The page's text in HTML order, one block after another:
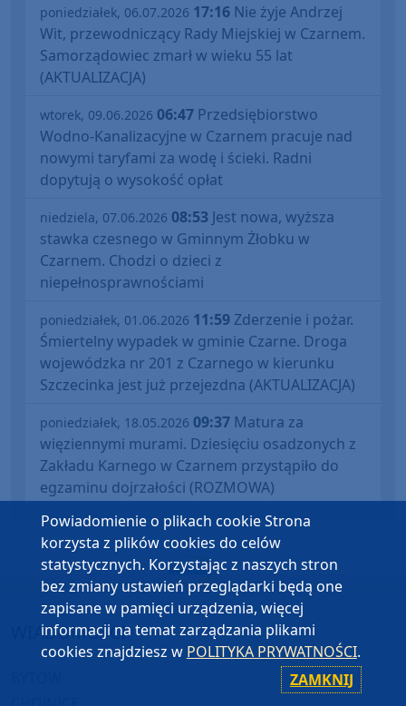
poniedziałek, 06.07.2026 17:16 Nie żyje Andrzej
Wit, przewodniczący Rady Miejskiej w Czarnem.
Samorządowiec zmarł w wieku 55 lat
(AKTUALIZACJA)
wtorek, 09.06.2026 06:47 Przedsiębiorstwo
Wodno-Kanalizacyjne w Czarnem pracuje nad
nowymi taryfami za wodę i ścieki. Radni
dopytują o wysokość opłat
niedziela, 07.06.2026 08:53 Jest nowa, wyższa
stawka czesnego w Gminnym Żłobku w
Czarnem. Chodzi o dzieci z
niepełnosprawnościami
poniedziałek, 01.06.2026 11:59 Zderzenie i pożar.
Śmiertelny wypadek w gminie Czarne. Droga
wojewódzka nr 201 z Czarnego w kierunku
Szczecinka jest już przejezdna (AKTUALIZACJA)
poniedziałek, 18.05.2026 09:37 Matura za
więziennymi murami. Dziesięciu osadzonych z
Zakładu Karnego w Czarnem przystąpiło do
egzaminu dojrzałości (ROZMOWA)
WIADOMOŚCI
Powiadomienie o plikach cookie Strona
korzysta z plików cookies do celów
statystycznych. Korzystając z naszych stron
bez zmiany ustawień przeglądarki będą one
zapisane w pamięci urządzenia, więcej
informacji na temat zarządzania plikami
cookies znajdziesz w POLITYKA PRYWATNOŚCI.
ZAMKNIJ